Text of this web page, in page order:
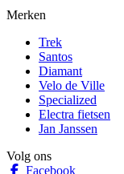
Merken
Trek
Santos
Diamant
Velo de Ville
Specialized
Electra fietsen
Jan Janssen
Volg ons
Facebook